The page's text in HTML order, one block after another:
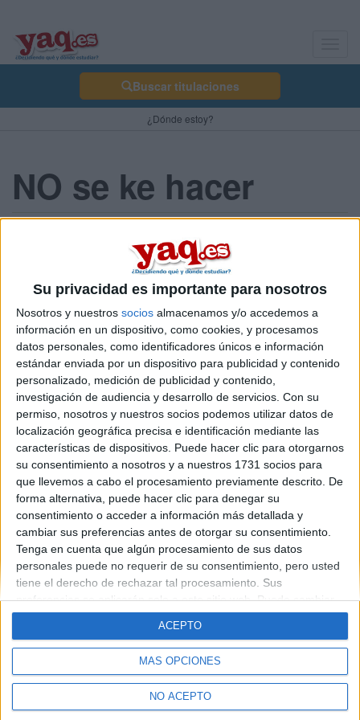
Su privacidad es importante para nosotros
Nosotros y nuestros socios almacenamos y/o accedemos a
información en un dispositivo, como cookies, y procesamos
datos personales, como identificadores únicos e información
estándar enviada por un dispositivo para publicidad y contenido
personalizado, medición de publicidad y contenido,
investigación de audiencia y desarrollo de servicios. Con su
permiso, nosotros y nuestros socios podemos utilizar datos de
localización geográfica precisa e identificación mediante las
características de dispositivos. Puede hacer clic para otorgarnos
su consentimiento a nosotros y a nuestros 1731 socios para
que llevemos a cabo el procesamiento previamente descrito. De
forma alternativa, puede hacer clic para denegar su
consentimiento o acceder a información más detallada y
cambiar sus preferencias antes de otorgar su consentimiento.
Tenga en cuenta que algún procesamiento de sus datos
personales puede no requerir de su consentimiento, pero usted
tiene el derecho de rechazar tal procesamiento. Sus
preferencias se aplicarán solo a este sitio web. Puede cambiar
sus preferencias o retirar su consentimiento en cualquier
momento volviendo a este sitio y haciendo clic en el botón
"Privacidad" en la parte inferior de la página web.
MÁS OPCIONES
NO ACEPTO
ACEPTO
Buscar titulaciones
¿Dónde estoy?
NO se ke hacer
SOY EXTRANJERA Y DENTRO DE POCO TENGO EXAMENES
DE SLECTIVIDAD ME HE PREPARADO MUY POCOO :( Y NO
SE KE VAYA HACER PUES NECESITO AYUDA PARA
PREPARARME SI VOSOTROS PODEIS PORFAVOR AYUDENME
UN BESITO XAUU
ATT
KATTY
Blog de katty
Quiénes somos|Contactar|Anúnciate
Aviso legal|Politica de privacidad|Condiciones generales
de cookies
© 2003-2026Compás Mediterráneo S.L.- Diego de León 47 - 28006
Madrid [ESPAÑA] - Tel. +34 91 593 2767